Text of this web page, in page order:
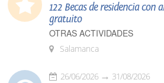
122 Becas de residencia
gratuito
OTRAS ACTIVIDADES
Salamanca
26/06/2026 31/08/2026